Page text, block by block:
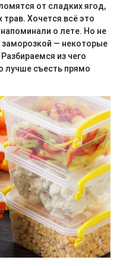
от сладких ягод,
Хочется всё это
о лете. Но не
— некоторые
из чего
лучше съесть прямо